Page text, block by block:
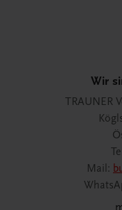
Wir
TRAUNER
Mail: